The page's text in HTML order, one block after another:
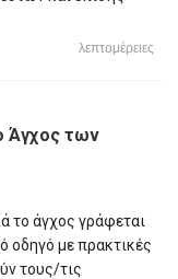
λεπτομέρειες
Άγχος των
το άγχος γράφεται
οδηγό με πρακτικές
τους/τις